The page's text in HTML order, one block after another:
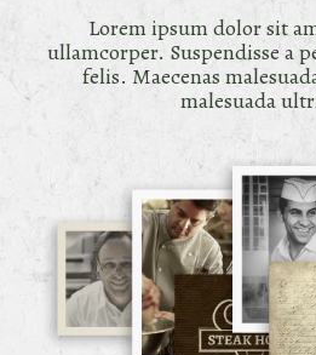
Lorem ipsum dolor sit
ullamcorper. Suspendisse a
felis. Maecenas
malesuada